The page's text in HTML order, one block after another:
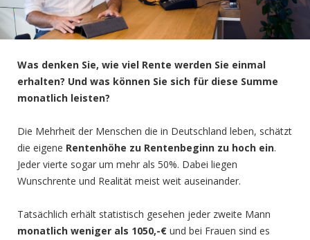
Was denken Sie, wie viel Rente werden Sie einmal
erhalten? Und was können Sie sich für diese Summe
monatlich leisten?
Die Mehrheit der Menschen die in Deutschland leben, schätzt
die eigene Rentenhöhe zu Rentenbeginn zu hoch ein.
Jeder vierte sogar um mehr als 50%. Dabei liegen
Wunschrente und Realität meist weit auseinander.
Tatsächlich erhält statistisch gesehen jeder zweite Mann
monatlich weniger als 1050,-€ und bei Frauen sind es